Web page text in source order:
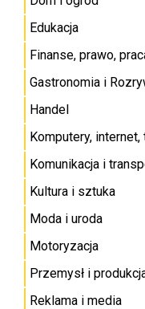
Edukacja
Finanse, prawo,
Gastronomia i
Handel
Komputery,
Komunikacja i
Kultura i sztuka
Moda i uroda
Motoryzacja
Przemysł i
Reklama i media